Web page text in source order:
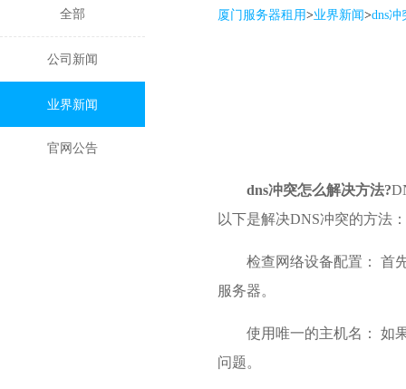
全部
公司新闻
业界新闻
官网公告
厦门服务器租用>业界新闻>dns
dns冲突怎么解决方法?
以下是解决DNS冲突的方法：
检查网络设备配置： 首
服务器。
使用唯一的主机名： 如
问题。